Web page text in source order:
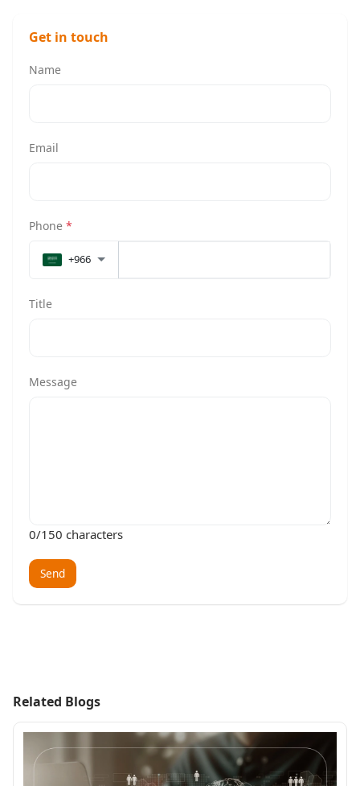
Get in touch
Name
Email
Phone *
+966
Title
Message
0/150 characters
Send
Related Blogs